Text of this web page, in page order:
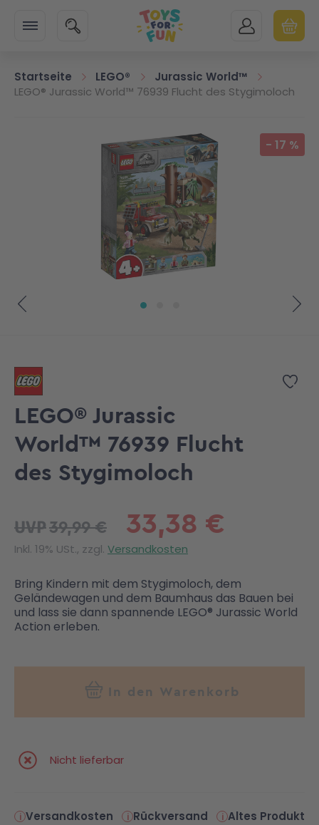
SUCHE MEIN KONTO
Startseite LEGO®
Jurassic World™
LEGO® Jurassic World™ 76939 Flucht des Stygimoloch
Zum Ende der Bildgalerie springen - 17 %
Zur
LEGO® Jurassic
World™ 76939 Flucht
des Stygimoloch
33,38 €
UVP39,99 €
Inkl. 19% USt., zzgl. Versandkosten
Bring Kindern mit dem Stygimoloch, dem
Geländewagen und dem Baumhaus das Bauen bei
und lass sie dann spannende LEGO® Jurassic World
Action erleben.
In den Warenkorb
Nicht lieferbar
Versandkosten Rückversand
Altes Produkt